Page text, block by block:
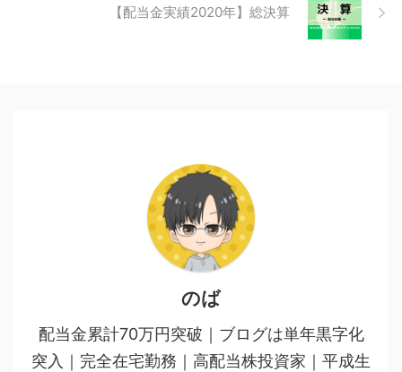
【配当金実績2020年】総決算
のば
配当金累計70万円突破｜ブログは単年黒字化
突入｜完全在宅勤務｜高配当株投資家｜平成生